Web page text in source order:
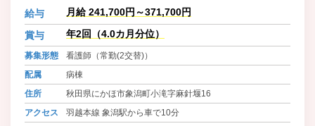
安心して医療が受けられる病院づく
りに努めます。 (２)患者さんの人権
を尊重した医療をうけられるよう努
めます。 (３)全職員は、守秘義務を
給与 月給 241,700円～371,700円
賞与 年2回（4.0カ月分位）
募集形態
看護師（常勤(2交替)）
配属
病棟
住所
秋田県にかほ市象潟町小滝字麻針堰16
アクセス
羽越本線 象潟駅から車で10分